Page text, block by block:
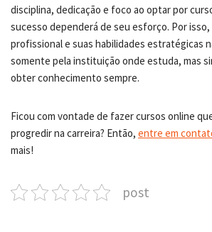
disciplina, dedicação e foco ao optar por
sucesso dependerá de seu esforço. Por isso,
profissional e suas habilidades estratégicas
somente pela instituição onde estuda, mas
obter conhecimento sempre.
Ficou com vontade de fazer cursos online
progredir na carreira? Então, entre em
mais!
post